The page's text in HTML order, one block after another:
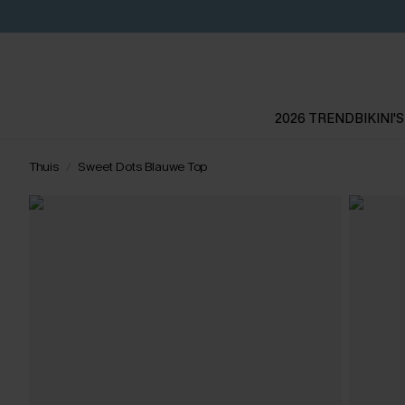
2026 TRENDBIKINI'S
Thuis Sweet Dots Blauwe Top